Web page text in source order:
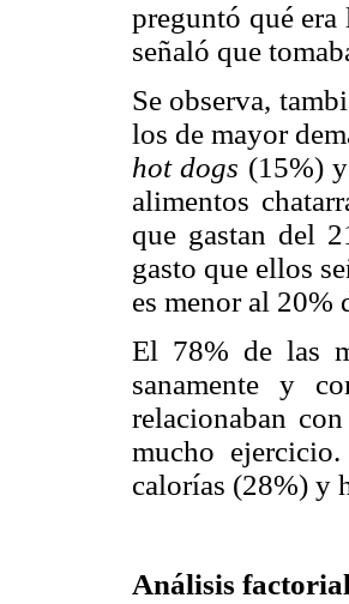
preguntó qué
señaló que
Se observa,
los de mayor
hot dogs (15%)
alimentos
que gastan del
gasto que ellos
es menor al 20%
El 78% de las
sanamente y
relacionaban
mucho
calorías (28%) y
Análisis factorial